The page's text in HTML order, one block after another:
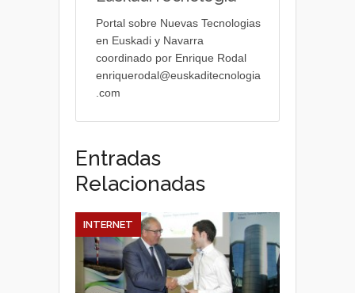
Portal sobre Nuevas Tecnologias
en Euskadi y Navarra
coordinado por Enrique Rodal
enriquerodal@euskaditecnologia
.com
Entradas
Relacionadas
INTERNET